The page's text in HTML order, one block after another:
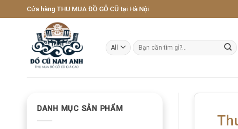
to
Cửa hàng THU MUA ĐỒ GỖ CŨ tại Hà Nội
Tìm
kiếm:
DANH MỤC SẢN PHẨM